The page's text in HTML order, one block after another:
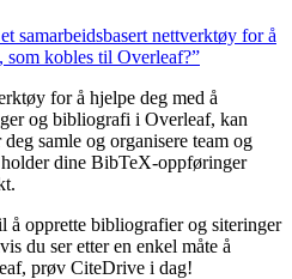
samarbeidsbasert nettverktøy for å
som kobles til Overleaf?”
for å hjelpe deg med å
og bibliografi i Overleaf, kan
samle og organisere team og
dine BibTeX-oppføringer
opprette bibliografier og siteringer
du ser etter en enkel måte å
prøv CiteDrive i dag!